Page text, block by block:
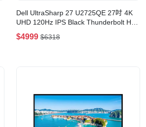
Dell UltraSharp 27 U2725QE 27吋 4K
UHD 120Hz IPS Black Thunderbolt Hub
顯示器
$4999 $6318